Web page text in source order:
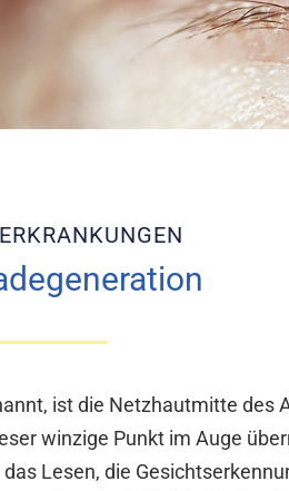
ist die Netzhautmitte des
winzige Punkt im Auge
Lesen, die